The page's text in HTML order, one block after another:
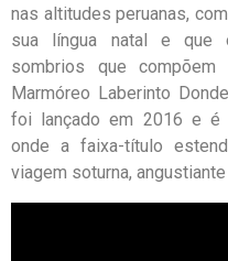
nas altitudes peruanas,
sua língua natal e que
sombrios que
Marmóreo Laberinto
foi lançado em 2016 e é
onde a faixa-título
viagem soturna,